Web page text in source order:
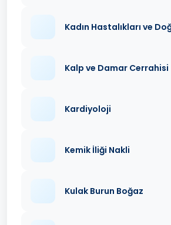
Kadın Hastalıkları ve
Kalp ve Damar Cerrahisi
Kardiyoloji
Kemik İliği Nakli
Kulak Burun Boğaz